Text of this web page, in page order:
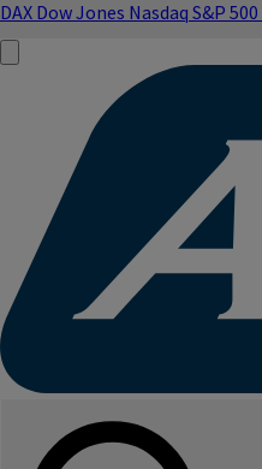
DAX Dow Jones Nasdaq S&P 500